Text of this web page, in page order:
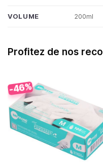
VOLUME 200ml
Profitez de nos
-46%